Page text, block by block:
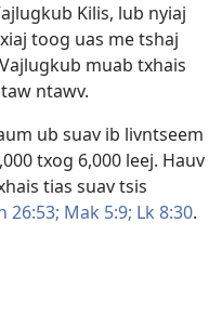
Kilis, lub nyiaj
toog uas me tshaj
muab txhais
ntawv.
ub suav ib livntseem
txog 6,000 leej. Hauv
tias suav tsis
26:53; Mak 5:9; Lk 8:30.